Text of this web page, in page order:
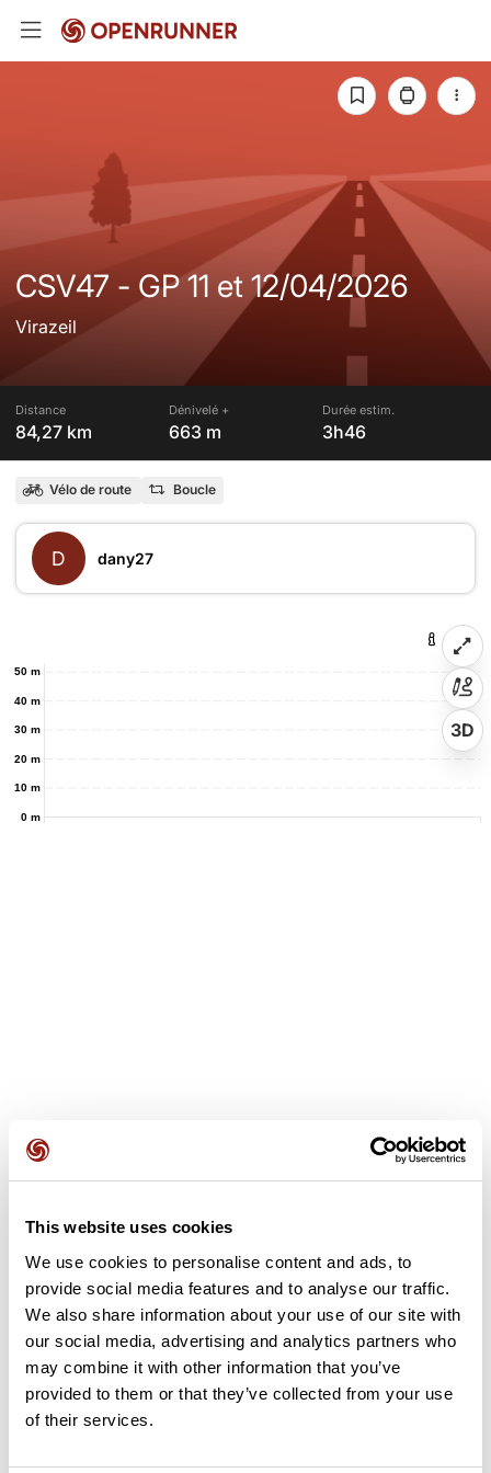
This website uses cookies
We use cookies to personalise content and ads, to
provide social media features and to analyse our traffic.
We also share information about your use of our site with
our social media, advertising and analytics partners who
may combine it with other information that you’ve
provided to them or that they’ve collected from your use
of their services.
CSV47 - GP 11 et 12/04/2026
Virazeil
Distance
84,27 km
Dénivelé +
663 m
Durée estim.
3h46
Vélo de route Boucle
D dany27
0 m
10 m
20 m
30 m
40 m
50 m
3D
Ajouter un avis
Découvrez ce parcours de vélo de 84,3 km à proximité de